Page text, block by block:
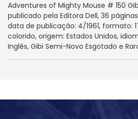
Adventures of Mighty Mouse # 150
publicado pela Editora Dell, 36
data de publicação: 4/1961, formato:
colorido, origem: Estados Unidos,
Inglês, Gibi Semi-Novo Esgotado e